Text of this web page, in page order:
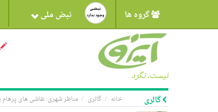
گروه ها نبض ملی
نیست، نگرد
خانه گالری مناظر شهری: نقاشی های پرهام گالری